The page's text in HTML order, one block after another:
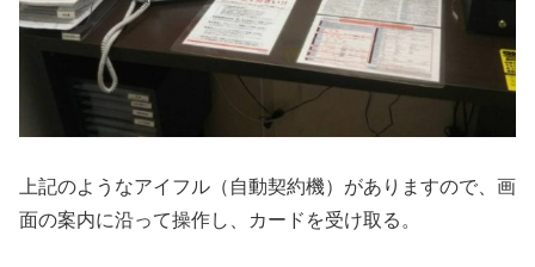
上記のようなアイフル（自動契約機）がありますので、画
面の案内に沿って操作し、カードを受け取る。